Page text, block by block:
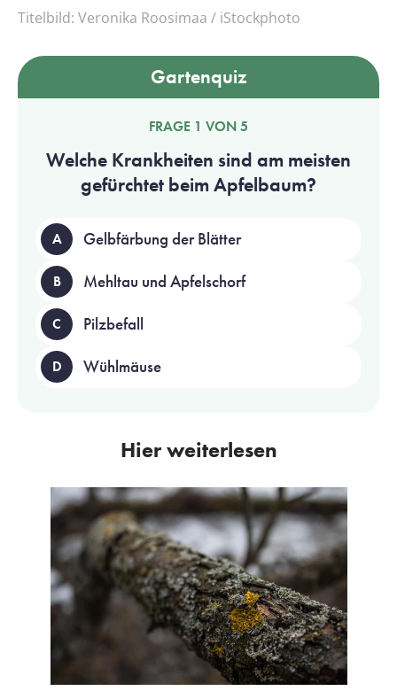
Titelbild: Veronika Roosimaa / iStockphoto
Gartenquiz
FRAGE 1 VON 5
Welche Krankheiten sind am meisten
gefürchtet beim Apfelbaum?
A Gelbfärbung der Blätter
B Mehltau und Apfelschorf
C Pilzbefall
D Wühlmäuse
Hier weiterlesen